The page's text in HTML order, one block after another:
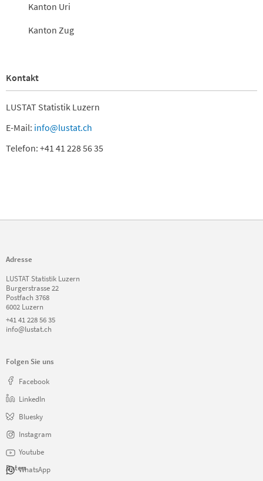
Kanton Uri
Kanton Zug
Kontakt
LUSTAT Statistik Luzern
E-Mail: info@lustat.ch
Telefon: +41 41 228 56 35
Adresse
LUSTAT Statistik Luzern
Burgerstrasse 22
Postfach 3768
6002 Luzern
+41 41 228 56 35
info@lustat.ch
Folgen Sie uns
Facebook
LinkedIn
Bluesky
Instagram
Youtube
WhatsApp
Daten